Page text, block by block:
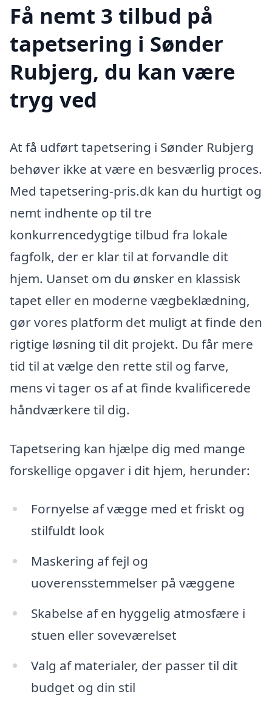
Få nemt 3 tilbud på
tapetsering i Sønder
Rubjerg, du kan være
tryg ved
At få udført tapetsering i Sønder Rubjerg
behøver ikke at være en besværlig proces.
Med tapetsering-pris.dk kan du hurtigt og
nemt indhente op til tre
konkurrencedygtige tilbud fra lokale
fagfolk, der er klar til at forvandle dit
hjem. Uanset om du ønsker en klassisk
tapet eller en moderne vægbeklædning,
gør vores platform det muligt at finde den
rigtige løsning til dit projekt. Du får mere
tid til at vælge den rette stil og farve,
mens vi tager os af at finde kvalificerede
håndværkere til dig.
Tapetsering kan hjælpe dig med mange
forskellige opgaver i dit hjem, herunder:
Fornyelse af vægge med et friskt og
stilfuldt look
Maskering af fejl og
uoverensstemmelser på væggene
Skabelse af en hyggelig atmosfære i
stuen eller soveværelset
Valg af materialer, der passer til dit
budget og din stil